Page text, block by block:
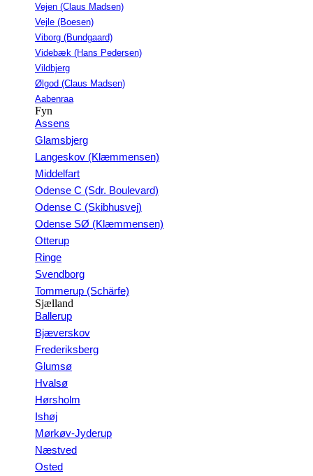
Vejen (Claus Madsen)
Vejle (Boesen)
Viborg (Bundgaard)
Videbæk (Hans Pedersen)
Vildbjerg
Ølgod (Claus Madsen)
Aabenraa
Fyn
Assens
Glamsbjerg
Langeskov (Klæmmensen)
Middelfart
Odense C (Sdr. Boulevard)
Odense C (Skibhusvej)
Odense SØ (Klæmmensen)
Otterup
Ringe
Svendborg
Tommerup (Schärfe)
Sjælland
Ballerup
Bjæverskov
Frederiksberg
Glumsø
Hvalsø
Hørsholm
Ishøj
Mørkøv-Jyderup
Næstved
Osted